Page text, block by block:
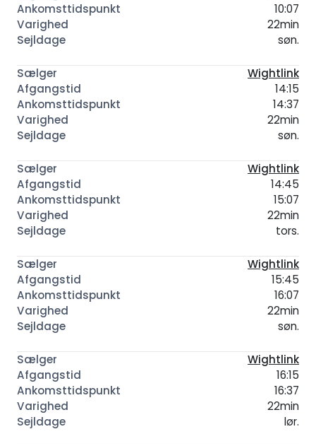
10:07
22min
søn.
Wightlink
14:15
14:37
22min
søn.
Wightlink
14:45
15:07
22min
tors.
Wightlink
15:45
16:07
22min
søn.
Wightlink
16:15
16:37
22min
lør.